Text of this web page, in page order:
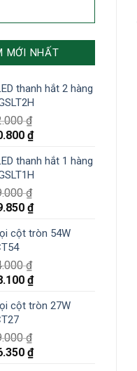
MỚI NHẤT
thanh hắt 2 hàng
₫
₫
thanh hắt 1 hàng
₫
₫
cột tròn 54W
₫
₫
cột tròn 27W
₫
₫